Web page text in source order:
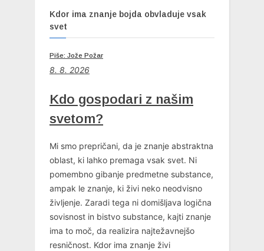
Kdor ima znanje bojda obvladuje vsak
svet
Piše: Jože Požar
8. 8. 2026
Kdo gospodari z našim
svetom?
Mi smo prepričani, da je znanje abstraktna
oblast, ki lahko premaga vsak svet. Ni
pomembno gibanje predmetne substance,
ampak le znanje, ki živi neko neodvisno
življenje. Zaradi tega ni domišljava logična
sovisnost in bistvo substance, kajti znanje
ima to moč, da realizira najtežavnejšo
resničnost. Kdor ima znanje živi